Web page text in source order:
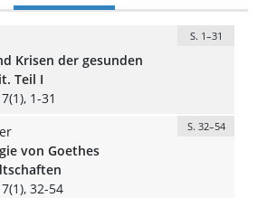
S. 1–31
Krisen der gesunden
Teil I
1-31
S. 32–54
von Goethes
32-54